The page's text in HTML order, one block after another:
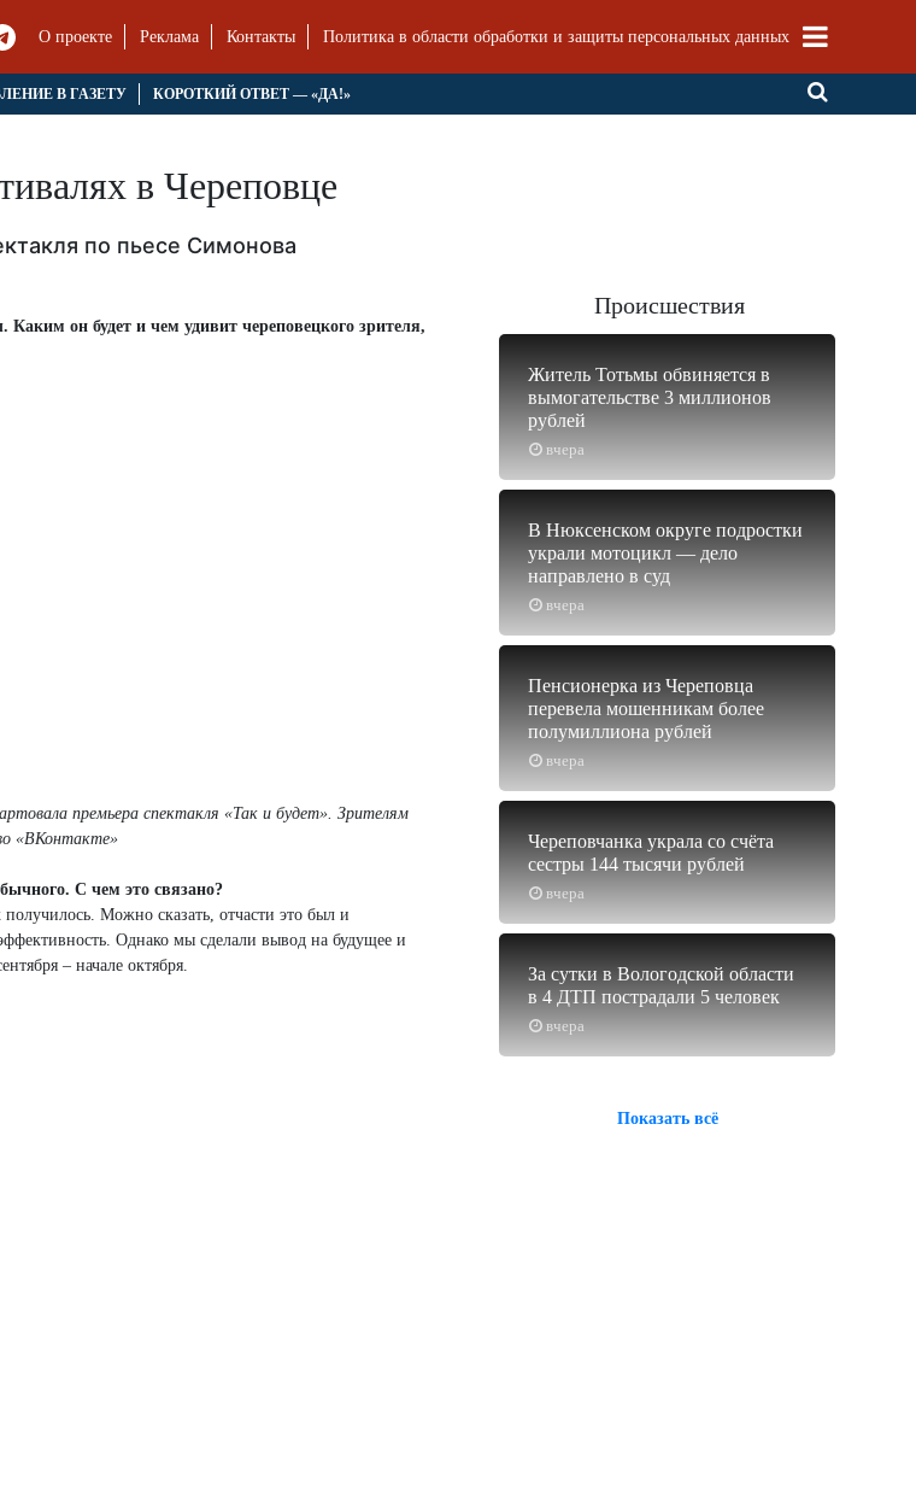
О проекте Реклама Контакты Политика в области обработки и защиты персональных данных
В ГАЗЕТУ КОРОТКИЙ ОТВЕТ — «ДА!»
в Череповце
по пьесе Симонова
он будет и чем удивит череповецкого зрителя,
премьера спектакля «Так и будет». Зрителям
«ВКонтакте»
С чем это связано?
Можно сказать, отчасти это был и
Однако мы сделали вывод на будущее и
– начале октября.
Происшествия
вчера
Житель Тотьмы обвиняется в
вымогательстве 3 миллионов
рублей
вчера
В Нюксенском округе подростки
украли мотоцикл — дело
направлено в суд
вчера
Пенсионерка из Череповца
перевела мошенникам более
полумиллиона рублей
вчера
Череповчанка украла со счёта
сестры 144 тысячи рублей
вчера
За сутки в Вологодской области
в 4 ДТП пострадали 5 человек
Показать всё